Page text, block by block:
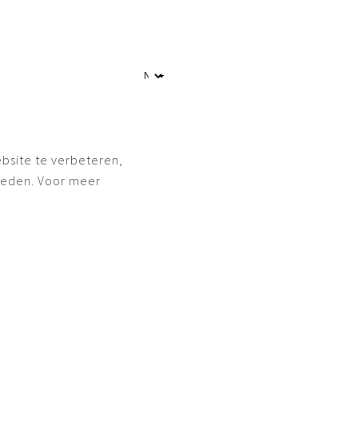
te verbeteren,
Voor meer